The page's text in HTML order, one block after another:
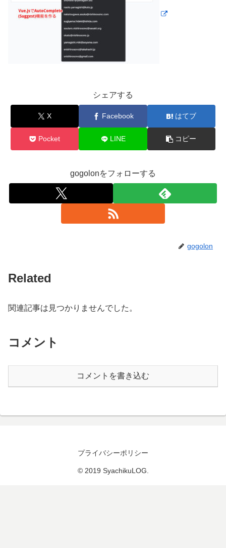
シェアする
X Facebook はてブ
Pocket LINE コピー
gogolonをフォローする
gogolon
Related
関連記事は見つかりませんでした。
コメント
コメントを書き込む
プライバシーポリシー
© 2019 SyachikuLOG.